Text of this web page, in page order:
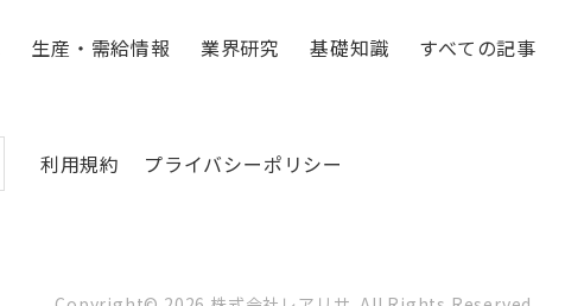
生産・需給情報 業界研究 基礎知識 すべての記事
利用規約 プライバシーポリシー